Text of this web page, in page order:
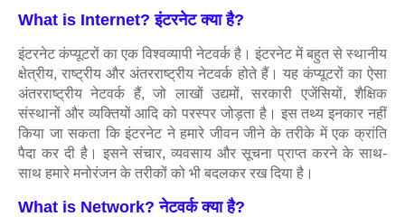
What is Internet?इंटरनेट क्‍या है?
इंटरनेट कंप्यूटरों का एक विश्वव्यापी नेटवर्क है। इंटरनेट में बहुत से स्थानीय
क्षेत्रीय, राष्ट्रीय और अंतरराष्ट्रीय नेटवर्क होते हैं। यह कंप्यूटरों का ऐसा
अंतरराष्ट्रीय नेटवर्क हैं, जो लाखों उद्यमों, सरकारी एजेंसियों, शैक्षिक
संस्थानों और व्यक्तियों आदि को परस्पर जोड़ता है। इस तथ्य इनकार नहीं
किया जा सकता कि इंटरनेट ने हमारे जीवन जीने के तरीके में एक क्रांति
पैदा कर दी है। इसने संचार, व्यवसाय और सूचना प्राप्त करने के साथ-
साथ हमारे मनोरंजन के तरीकों को भी बदलकर रख दिया है।
What is Network? नेटवर्क क्या है?